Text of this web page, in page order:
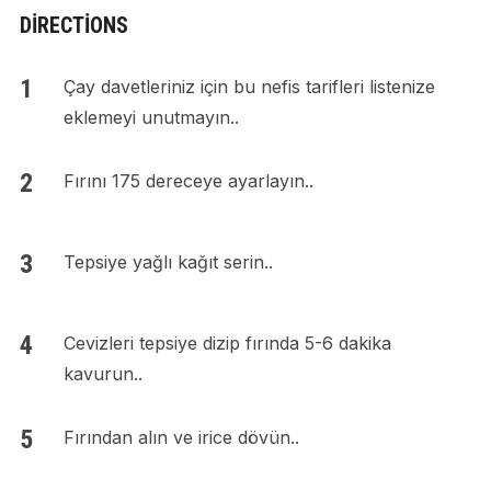
DIRECTIONS
Çay davetleriniz için bu nefis tarifleri listenize
eklemeyi unutmayın..
Fırını 175 dereceye ayarlayın..
Tepsiye yağlı kağıt serin..
Cevizleri tepsiye dizip fırında 5-6 dakika
kavurun..
Fırından alın ve irice dövün..